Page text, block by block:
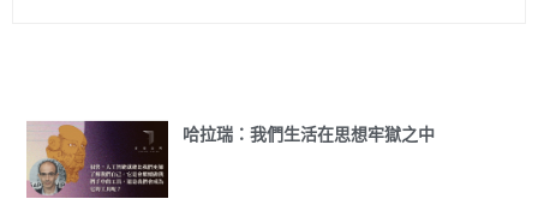
哈拉瑞：我們生活在思想牢獄之中